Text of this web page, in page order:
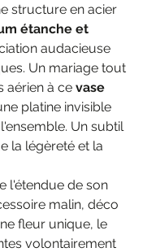
structure en acier
étanche et
audacieuse
Un mariage tout
aérien à cevase
platine invisible
Un subtil
la légèreté et la
l'étendue de son
malin, déco
fleur unique, le
volontairement